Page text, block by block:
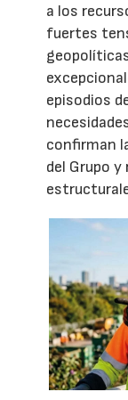
a los
fuertes
episodios
confirman
del Grupo